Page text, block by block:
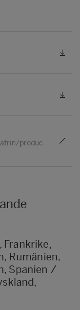
produc
Frankrike,
Rumänien,
Spanien /